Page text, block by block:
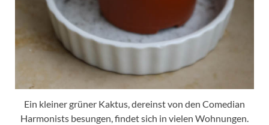
Ein kleiner grüner Kaktus, dereinst von den Comedian
Harmonists besungen, findet sich in vielen Wohnungen.